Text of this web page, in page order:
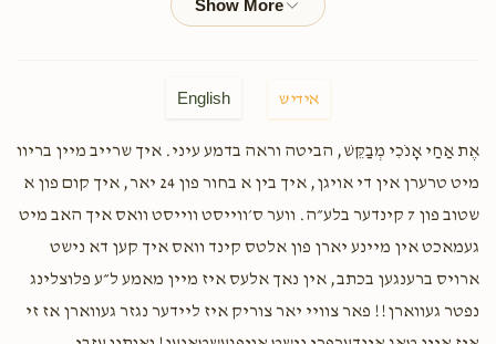
Shmaya LorinczAri prushinovsky, Yitzi vagshall,
karpen, Yehuda prushinovsky, Nachman lebowitz, Yumi
Mendlowits , Moishe Neuhauser, Shimon Pollak, Mendy
$19.35
we can do this! ❤️❤️❤️
English אידיש
אֶת אַחַי אָנֹכִי מְבַקֵּשׁ, הביטה וראה בדמע עיני. איך שרייב מיין בריוו
מיט טרערן אין די אויגן, איך בין א בחור פון 24 יאר, איך קום פון א
שטוב פון 7 קינדער בלע״ה. ווער ס׳ווייסט ווייסט וואס איך האב מיט
געמאכט אין מיינע יארן פון אלטס קינד וואס איך קען דא נישט
ארויס ברענגען בכתב, אין נאך אלעס איז מיין מאמע ל״ע פלוצלינג
נפטר געווארן!! פאר צוויי יאר צוריק איז ליידער נגזר געווארן אז זי